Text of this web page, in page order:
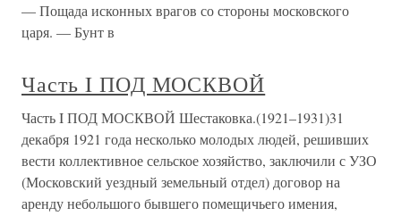
— Пощада исконных врагов со стороны московского
царя. — Бунт в
Часть I ПОД МОСКВОЙ
Часть I ПОД МОСКВОЙ Шестаковка.(1921–1931)31
декабря 1921 года несколько молодых людей, решивших
вести коллективное сельское хозяйство, заключили с УЗО
(Московский уездный земельный отдел) договор на
аренду небольшого бывшего помещичьего имения,